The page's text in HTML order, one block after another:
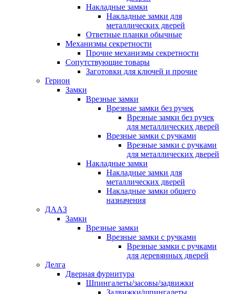
Накладные замки
Накладные замки для
металлических дверей
Ответные планки обычные
Механизмы секретности
Прочие механизмы секретности
Сопутствующие товары
Заготовки для ключей и прочие
Герион
Замки
Врезные замки
Врезные замки без ручек
Врезные замки без ручек
для металлических дверей
Врезные замки с ручками
Врезные замки с ручками
для металлических дверей
Накладные замки
Накладные замки для
металлических дверей
Накладные замки общего
назначения
ДААЗ
Замки
Врезные замки
Врезные замки с ручками
Врезные замки с ручками
для деревянных дверей
Делга
Дверная фурнитура
Шпингалеты/засовы/задвижки